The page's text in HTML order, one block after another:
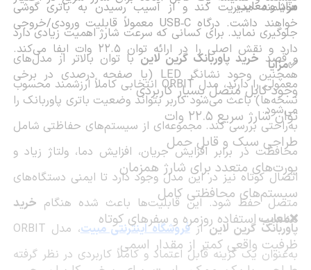
هوشمند مدیریت کند و از آسیب رسیدن به باتری گوشی
جلوگیری نماید. برای کسانی که سرعت شارژ اهمیت زیادی دارد
و قصد خرید پاوربانک گرین لاینبا توان بالاتر از مدل‌های
معمولی را دارند، مدل ORBIT انتخابی کاملاً ارزشمند محسوب
می‌شود.
خواهند داشت. درگاه USB‑C معمولاً قابلیت ورودی/خروجی
دارد و نقش اصلی را در ارائه توان 22.5 وات ایفا می‌کند.
همچنین وجود نشانگر LED (یا صفحه درصدی در برخی
نسخه‌ها) باعث می‌شود کاربر بتواند وضعیت باتری پاوربانک را
به‌راحتی بررسی کند. مجموعه‌ای از سیستم‌های حفاظتی شامل
محافظت در برابر افزایش جریان، افزایش دما، ولتاژ زیاد و
اتصال کوتاه نیز در این مدل وجود دارد تا ایمنی دستگاه‌های
متصل حفظ شود. این قابلیت‌ها باعث شده هنگام خرید
پاوربانک گرین لاینازفروشگاه اینترنتی مبیت
، مدل ORBIT
به‌عنوان یک گزینه قابل اعتماد و کاملاً کاربردی در نظر گرفته
مزایا و معایب
✅مزایا
وجود کابل متصل بسیار کاربردی
توان شارژ سریع 22.5 وات
طراحی سبک و قابل حمل
پورت‌های متعدد برای شارژ همزمان
سیستم‌های محافظتی کامل
مناسب استفاده روزمره و سفرهای کوتاه
❌معایب
ظرفیت واقعی کمتر از مقدار اسمی